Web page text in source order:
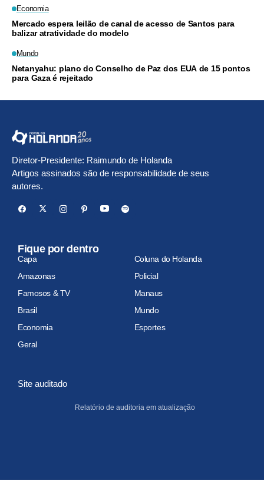
Economia
Mercado espera leilão de canal de acesso de Santos para
balizar atratividade do modelo
Mundo
Netanyahu: plano do Conselho de Paz dos EUA de 15 pontos
para Gaza é rejeitado
Diretor-Presidente: Raimundo de Holanda
Artigos assinados são de responsabilidade de seus
autores.
Fique por dentro
Capa
Coluna do Holanda
Amazonas
Policial
Famosos & TV
Manaus
Brasil
Mundo
Economia
Esportes
Geral
Site auditado
Relatório de auditoria em atualização